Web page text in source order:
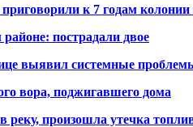
к 7 годам
пострадали двое
выявил системные
вора, поджигавшего дома
реку, произошла утечка